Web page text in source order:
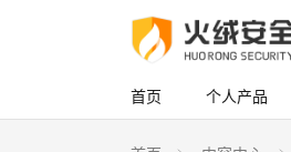
首页 个人产品